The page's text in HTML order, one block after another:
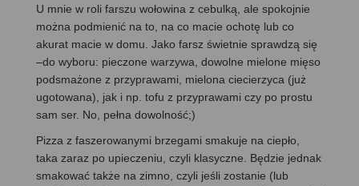
U mnie w roli farszu wołowina z cebulką, ale spokojnie
można podmienić na to, na co macie ochotę lub co
akurat macie w domu. Jako farsz świetnie sprawdzą się
–do wyboru: pieczone warzywa, dowolne mielone mięso
podsmażone z przyprawami, mielona ciecierzyca (już
ugotowana), jak i np. tofu z przyprawami czy po prostu
sam ser. No, pełna dowolność;)
Pizza z faszerowanymi brzegami smakuje na ciepło,
taka zaraz po upieczeniu, czyli klasyczne. Będzie jednak
smakować także na zimno, czyli jeśli zostanie (lub